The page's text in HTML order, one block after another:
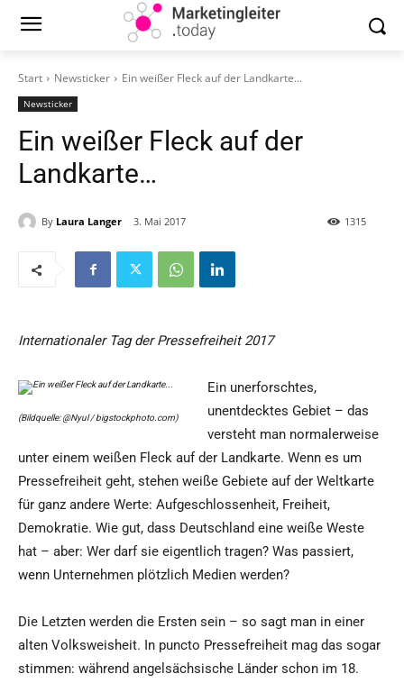
Start Newsticker Ein weißer Fleck auf der Landkarte...
Newsticker
Ein weißer Fleck auf der
Landkarte…
By Laura Langer 3. Mai 2017 1315
Internationaler Tag der Pressefreiheit 2017
(Bildquelle: @Nyul / bigstockphoto.com)
Ein unerforschtes,
unentdecktes Gebiet – das
versteht man normalerweise
unter einem weißen Fleck auf der Landkarte. Wenn es um
Pressefreiheit geht, stehen weiße Gebiete auf der Weltkarte
für ganz andere Werte: Aufgeschlossenheit, Freiheit,
Demokratie. Wie gut, dass Deutschland eine weiße Weste
hat – aber: Wer darf sie eigentlich tragen? Was passiert,
wenn Unternehmen plötzlich Medien werden?
Die Letzten werden die Ersten sein – so sagt man in einer
alten Volksweisheit. In puncto Pressefreiheit mag das sogar
stimmen: während angelsächsische Länder schon im 18.